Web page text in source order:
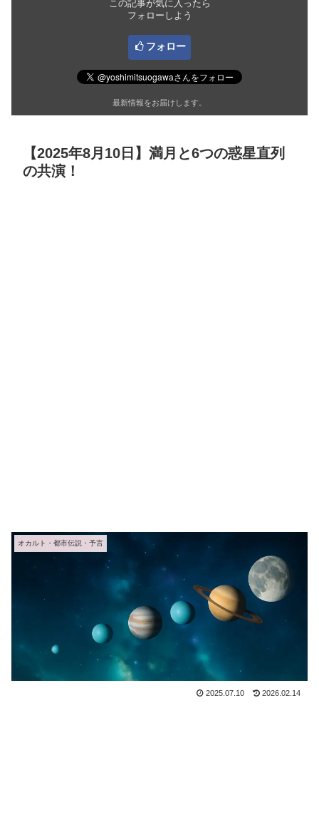
この記事が気に入ったら
フォローしよう
フォロー
最新情報をお届けします。
【2025年8月10日】満月と6つの惑星直列
の共演！
オカルト・都市伝説・予言
2025.07.10 2026.02.14